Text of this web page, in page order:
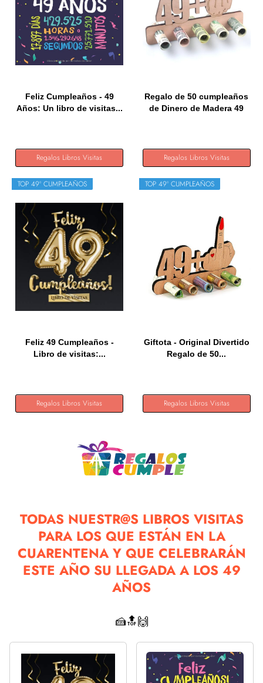
Feliz Cumpleaños - 49
Años: Un libro de visitas...
Regalos Libros Visitas
Regalo de 50 cumpleaños
de Dinero de Madera 49
Regalos Libros Visitas
TOP 49º CUMPLEAÑOS
Feliz 49 Cumpleaños -
Libro de visitas:...
Regalos Libros Visitas
TOP 49º CUMPLEAÑOS
Giftota - Original Divertido
Regalo de 50...
Regalos Libros Visitas
TODAS NUESTR@S LIBROS VISITAS
PARA LOS QUE ESTÁN EN LA
CUARENTENA Y QUE CELEBRARÁN
ESTE AÑO SU LLEGADA A LOS 49
AÑOS
🍰🔝🙌